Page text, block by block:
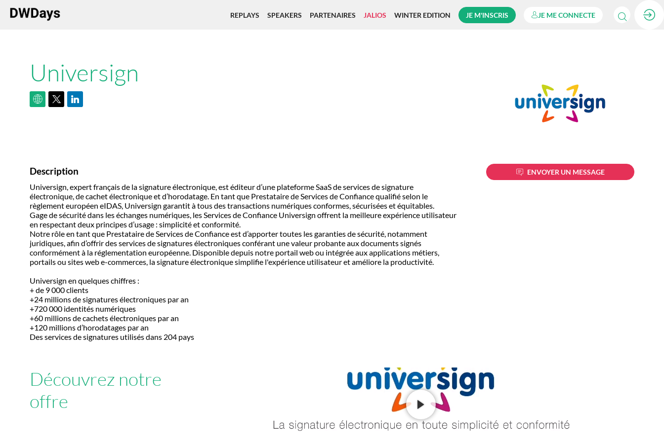
REPLAYS SPEAKERS PARTENAIRES JALIOS WINTER EDITION JE M'INSCRIS JE ME CONNECTE
Universign
ENVOYER UN MESSAGE
Description
Universign, expert français de la signature électronique, est éditeur d’une plateforme SaaS de services de signature
électronique, de cachet électronique et d’horodatage. En tant que Prestataire de Services de Confiance qualifié selon le
règlement européen eIDAS, Universign garantit à tous des transactions numériques conformes, sécurisées et équitables.
Gage de sécurité dans les échanges numériques, les Services de Confiance Universign offrent la meilleure expérience utilisateur
en respectant deux principes d’usage : simplicité et conformité.
Notre rôle en tant que Prestataire de Services de Confiance est d’apporter toutes les garanties de sécurité, notamment
juridiques, afin d’offrir des services de signatures électroniques conférant une valeur probante aux documents signés
conformément à la réglementation européenne. Disponible depuis notre portail web ou intégrée aux applications métiers,
portails ou sites web e-commerces, la signature électronique simplifie l'expérience utilisateur et améliore la productivité.
Universign en quelques chiffres :
+ de 9 000 clients
+24 millions de signatures électroniques par an
+720 000 identités numériques
+60 millions de cachets électroniques par an
+120 millions d’horodatages par an
Des services de signatures utilisés dans 204 pays
Découvrez notre
offre